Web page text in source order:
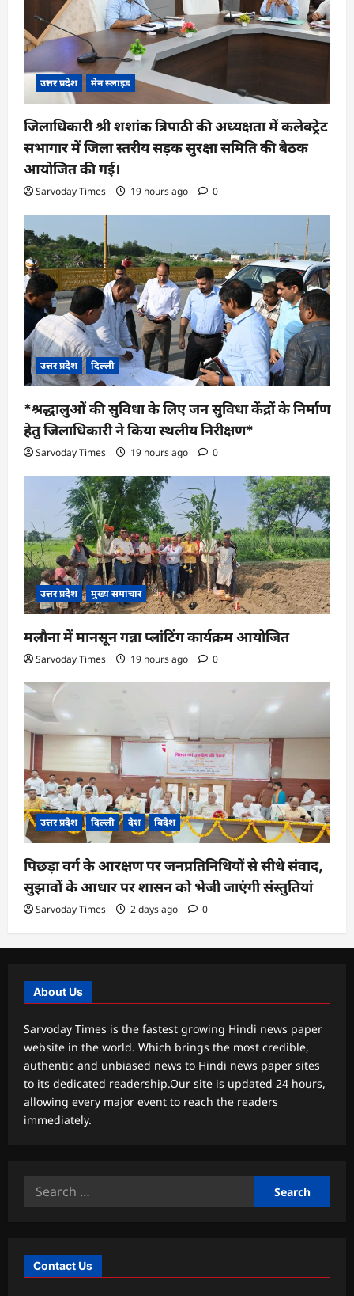
उत्तर प्रदेश मेन स्लाइड
जिलाधिकारी श्री शशांक त्रिपाठी की अध्यक्षता में कलेक्ट्रेट
सभागार में जिला स्तरीय सड़क सुरक्षा समिति की बैठक
आयोजित की गई।
Sarvoday Times 19 hours ago 0
उत्तर प्रदेश दिल्ली
*श्रद्धालुओं की सुविधा के लिए जन सुविधा केंद्रों के निर्माण
हेतु जिलाधिकारी ने किया स्थलीय निरीक्षण*
Sarvoday Times 19 hours ago 0
उत्तर प्रदेश मुख्य समाचार
मलौना में मानसून गन्ना प्लांटिंग कार्यक्रम आयोजित
Sarvoday Times 19 hours ago 0
उत्तर प्रदेश दिल्ली देश विदेश
पिछड़ा वर्ग के आरक्षण पर जनप्रतिनिधियों से सीधे संवाद,
सुझावों के आधार पर शासन को भेजी जाएंगी संस्तुतियां
Sarvoday Times 2 days ago 0
About Us
Sarvoday Times is the fastest growing Hindi news paper
website in the world. Which brings the most credible,
authentic and unbiased news to Hindi news paper sites
to its dedicated readership.Our site is updated 24 hours,
allowing every major event to reach the readers
immediately.
Search
Contact Us